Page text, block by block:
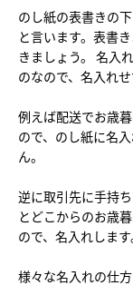
のし紙の表書きの
と言います。表書
きましょう。 名入
のなので、名入れ
例えば配送でお歳
ので、のし紙に名
ん。
逆に取引先に手持
とどこからのお歳
ので、名入れします
様々な名入れの仕方